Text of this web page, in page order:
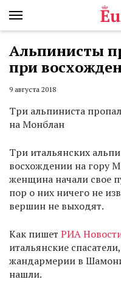
Альпинисты
при
9 августа 2018
Три альпиниста
на Монблан
Три итальянских
восхождении на гору
женщина начали свое
пор о них ничего не
вершин не выходят.
Как пишет РИА
итальянские
жандармерии в
нашли.